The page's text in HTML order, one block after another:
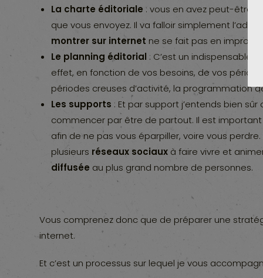
La charte éditoriale : vous en avez peut-être
que vous envoyez. Il va falloir simplement
montrer sur internet ne se fait pas en
Le planning éditorial : C’est un indispensable
effet, en fonction de vos besoins, de vos
périodes creuses d’activité, la programmation
Les supports : Et par support j’entends bien
commencer par être de partout. Il est
afin de ne pas vous éparpiller, voire vous perdre.
plusieurs réseaux sociaux à faire vivre et
diffusée au plus grand nombre de personnes.
Vous comprenez donc que de préparer une
internet.
Et c’est un processus sur lequel je vous